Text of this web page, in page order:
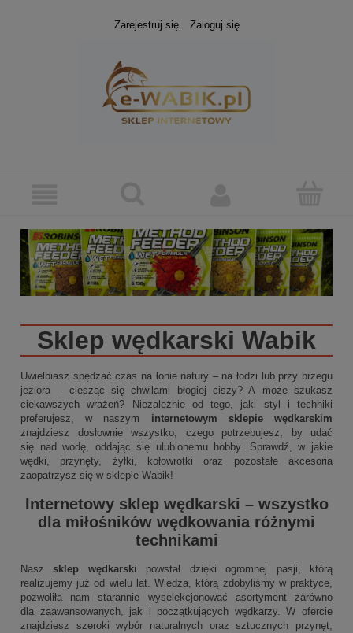
Zarejestruj się Zaloguj się
Sklep wędkarski Wabik
Uwielbiasz spędzać czas na łonie natury – na łodzi lub przy brzegu
jeziora – ciesząc się chwilami błogiej ciszy? A może szukasz
ciekawszych wrażeń? Niezależnie od tego, jaki styl i techniki
preferujesz, w naszym internetowym sklepie wędkarskim
znajdziesz dosłownie wszystko, czego potrzebujesz, by udać
się nad wodę, oddając się ulubionemu hobby. Sprawdź, w jakie
wędki, przynęty, żyłki, kołowrotki oraz pozostałe akcesoria
zaopatrzysz się w sklepie Wabik!
Internetowy sklep wędkarski – wszystko
dla miłośników wędkowania różnymi
technikami
Naszsklep wędkarski powstał dzięki ogromnej pasji, którą
realizujemy już od wielu lat. Wiedza, którą zdobyliśmy w praktyce,
pozwoliła nam starannie wyselekcjonować asortyment zarówno
dla zaawansowanych, jak i początkujących wędkarzy. W ofercie
znajdziesz szeroki wybór naturalnych oraz sztucznych przynęt,